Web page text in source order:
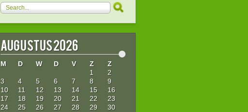
augustus 2026
M D W D V Z
Z
1
2
3
4 5 6 7 8
9
10
11 12 13 14 15
16
17
18 19 20 21 22
23
24
25 26 27 28 29
30